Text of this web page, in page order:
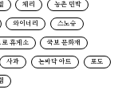
체리 농촌 민박
와이너리 스노슈
로 휴게소 국보 문화재
사과 논바닥 아트 포도